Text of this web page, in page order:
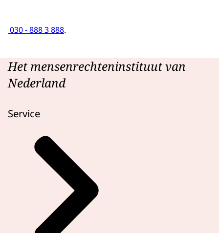
030 - 888 3 888.
Het mensenrechteninstituut van
Nederland
Service